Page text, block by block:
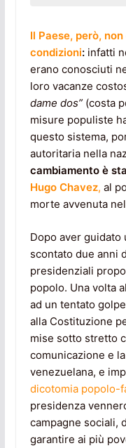
Il Paese, però,
condizioni:infatti
erano conosciuti
loro vacanze
dame dos” (costa
misure populiste
questo sistema,
autoritaria nella
cambiamento è
Hugo Chavez, al
morte avvenuta
Dopo aver guidato
scontato due anni
presidenziali
popolo. Una volta
ad un tentato
alla Costituzione
mise sotto stretto
comunicazione e
venezuelana, e
dicotomia popolo-
presidenza
campagne sociali,
garantire ai più